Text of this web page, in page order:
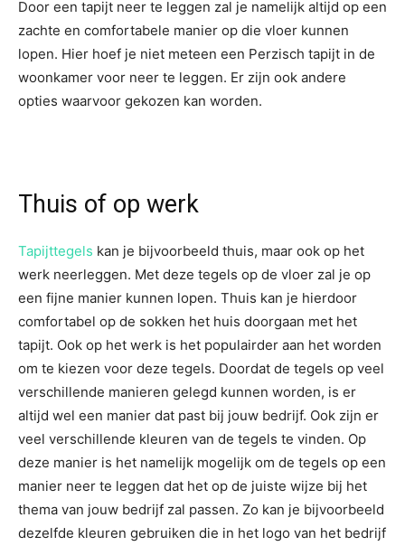
Door een tapijt neer te leggen zal je namelijk altijd op een
zachte en comfortabele manier op die vloer kunnen
lopen. Hier hoef je niet meteen een Perzisch tapijt in de
woonkamer voor neer te leggen. Er zijn ook andere
opties waarvoor gekozen kan worden.
Thuis of op werk
Tapijttegels kan je bijvoorbeeld thuis, maar ook op het
werk neerleggen. Met deze tegels op de vloer zal je op
een fijne manier kunnen lopen. Thuis kan je hierdoor
comfortabel op de sokken het huis doorgaan met het
tapijt. Ook op het werk is het populairder aan het worden
om te kiezen voor deze tegels. Doordat de tegels op veel
verschillende manieren gelegd kunnen worden, is er
altijd wel een manier dat past bij jouw bedrijf. Ook zijn er
veel verschillende kleuren van de tegels te vinden. Op
deze manier is het namelijk mogelijk om de tegels op een
manier neer te leggen dat het op de juiste wijze bij het
thema van jouw bedrijf zal passen. Zo kan je bijvoorbeeld
dezelfde kleuren gebruiken die in het logo van het bedrijf